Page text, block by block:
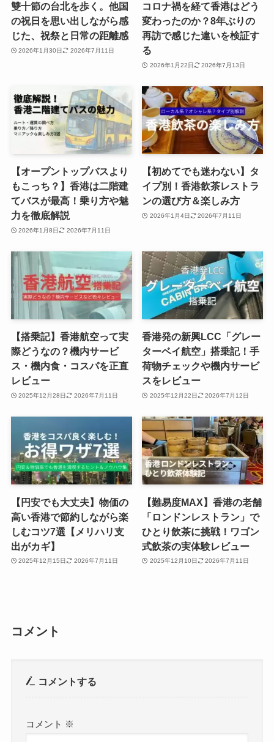
雙十節の台北を歩く。他国
の祝日を思い出しながら感
じた、祝祭と日常の距離感
2026年1月30日 2026年7月11日
コロナ禍を経て香港はどう
変わったのか？8年ぶりの
再訪で感じた違いを検証す
る
2026年1月22日 2026年7月13日
【オープントップバスより
もこっち？】香港は二階建
てバスが最高！乗り方や魅
力を徹底解説
2026年1月8日 2026年7月11日
【初めてでも迷わない】タ
イプ別！香港飲茶レストラ
ンの選び方＆楽しみ方
2026年1月4日 2026年7月11日
【搭乗記】香港航空って実
際どうなの？機内サービ
ス・機内食・コスパを正直
レビュー
2025年12月28日 2026年7月11日
香港発の新興LCC「グレー
ターベイ航空」搭乗記！手
荷物チェックや機内サービ
スをレビュー
2025年12月22日 2026年7月12日
【円安でも大丈夫】物価の
高い香港で節約しながら楽
しむコツ7選【メリハリ支
出がカギ】
2025年12月15日 2026年7月11日
【難易度MAX】香港の老舗
「ロンドンレストラン」で
ひとり飲茶に挑戦！ワゴン
式飲茶の実体験レビュー
2025年12月10日 2026年7月11日
コメント
コメントする
コメント ※